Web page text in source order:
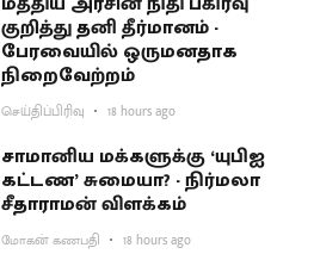
குறித்து தனி தீர்மானம் -
பேரவையில் ஒருமனதாக
நிறைவேற்றம்
செய்திப்பிரிவு 18 hours ago
சாமானிய மக்களுக்கு ‘யுபிஐ
கட்டண’ சுமையா? - நிர்மலா
சீதாராமன் விளக்கம்
மோகன் கணபதி 18 hours ago